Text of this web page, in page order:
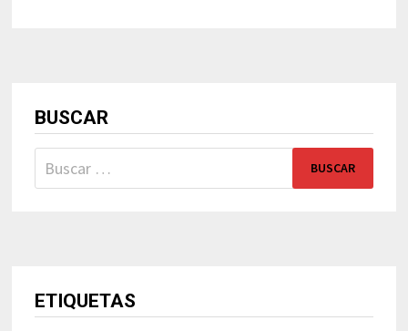
BUSCAR
Buscar:
ETIQUETAS